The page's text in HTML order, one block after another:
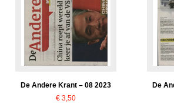
De Andere Krant – 08 2023
€ 3,50
De